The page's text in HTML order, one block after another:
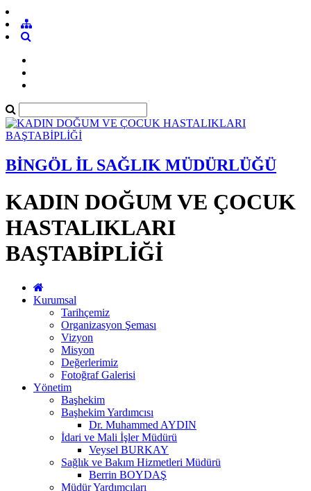
BİNGÖL İL SAĞLIK MÜDÜRLÜĞÜ
KADIN DOĞUM VE ÇOCUK
HASTALIKLARI
BAŞTABİPLİĞİ
Kurumsal
Tarihçemiz
Organizasyon Şeması
Vizyon
Misyon
Değerlerimiz
Fotoğraf Galerisi
Yönetim
Başhekim
Başhekim Yardımcısı
Dr. Muhammed AYDIN
İdari ve Mali İşler Müdürü
Veysel BURKAY
Sağlık ve Bakım Hizmetleri Müdürü
Berrin BOYDAŞ
Müdür Yardımcıları